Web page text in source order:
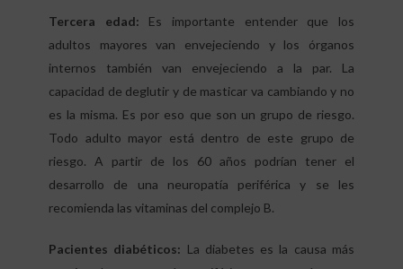
Tercera edad: Es importante entender que los
adultos mayores van envejeciendo y los órganos
internos también van envejeciendo a la par. La
capacidad de deglutir y de masticar va cambiando y no
es la misma. Es por eso que son un grupo de riesgo.
Todo adulto mayor está dentro de este grupo de
riesgo. A partir de los 60 años podrían tener el
desarrollo de una neuropatía periférica y se les
recomienda las vitaminas del complejo B.
Pacientes diabéticos: La diabetes es la causa más